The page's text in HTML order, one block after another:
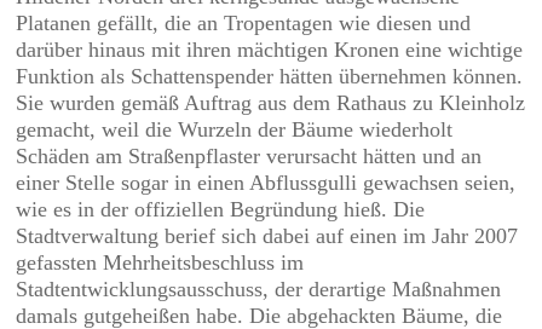
Platanen gefällt, die an Tropentagen wie diesen und
darüber hinaus mit ihren mächtigen Kronen eine wichtige
Funktion als Schattenspender hätten übernehmen können.
Sie wurden gemäß Auftrag aus dem Rathaus zu Kleinholz
gemacht, weil die Wurzeln der Bäume wiederholt
Schäden am Straßenpflaster verursacht hätten und an
einer Stelle sogar in einen Abflussgulli gewachsen seien,
wie es in der offiziellen Begründung hieß. Die
Stadtverwaltung berief sich dabei auf einen im Jahr 2007
gefassten Mehrheitsbeschluss im
Stadtentwicklungsausschuss, der derartige Maßnahmen
damals gutgeheißen habe. Die abgehackten Bäume, die